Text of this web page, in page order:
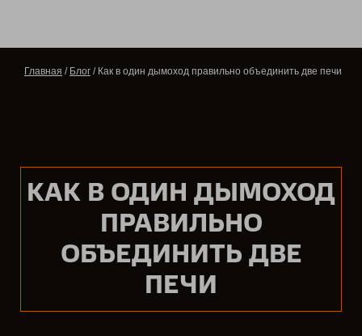
КАК В ОДИН ДЫМОХОД
ПРАВИЛЬНО
ОБЪЕДИНИТЬ ДВЕ
ПЕЧИ
Главная / Блог / Как в один дымоход правильно объединить две печи